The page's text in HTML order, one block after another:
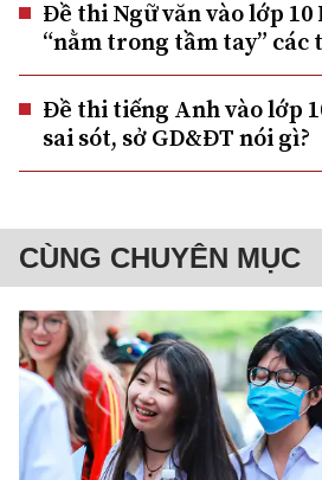
Đề thi Ngữ văn vào lớp 10
“nằm trong tầm tay” các
Đề thi tiếng Anh vào lớp
sai sót, sở GD&ĐT nói gì?
CÙNG CHUYÊN MỤC